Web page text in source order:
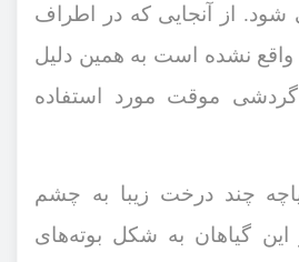
شود. از آنجایی که در اطراف
واقع نشده است به همین دلیل
موقت مورد استفاده
چند درخت زیبا به چشم
گیاهان به شکل بوته‌های